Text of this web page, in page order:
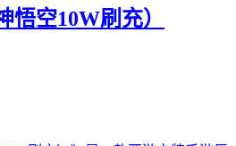
悟空10W刷充）